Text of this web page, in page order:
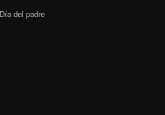
del padre